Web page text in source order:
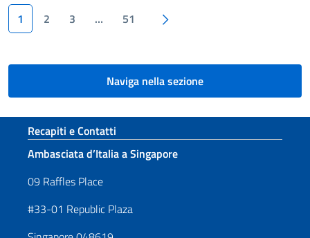
Paginazione
1 2 3 … 51
Naviga nella sezione
Sezione footer
Recapiti e Contatti
Ambasciata d’Italia a Singapore
09 Raffles Place
#33-01 Republic Plaza